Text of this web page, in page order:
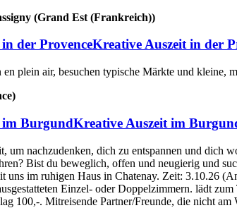
(Grand Est (Frankreich))
Kreative Auszeit in der
plein air, besuchen typische Märkte und kleine,
Kreative Auszeit im
um nachzudenken, dich zu entspannen und
Bist du beweglich, offen und neugierig und
uns im ruhigen Haus in Chatenay. Zeit: 3.10.26
Einzel- oder Doppelzimmern. lädt
100,-. Mitreisende Partner/Freunde, die nicht